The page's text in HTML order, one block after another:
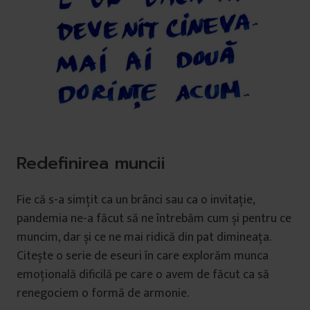
Redefinirea muncii
Fie că s-a simțit ca un brânci sau ca o invitație,
pandemia ne-a făcut să ne întrebăm cum și pentru ce
muncim, dar și ce ne mai ridică din pat dimineața.
Citește o serie de eseuri în care explorăm munca
emoțională dificilă pe care o avem de făcut ca să
renegociem o formă de armonie.